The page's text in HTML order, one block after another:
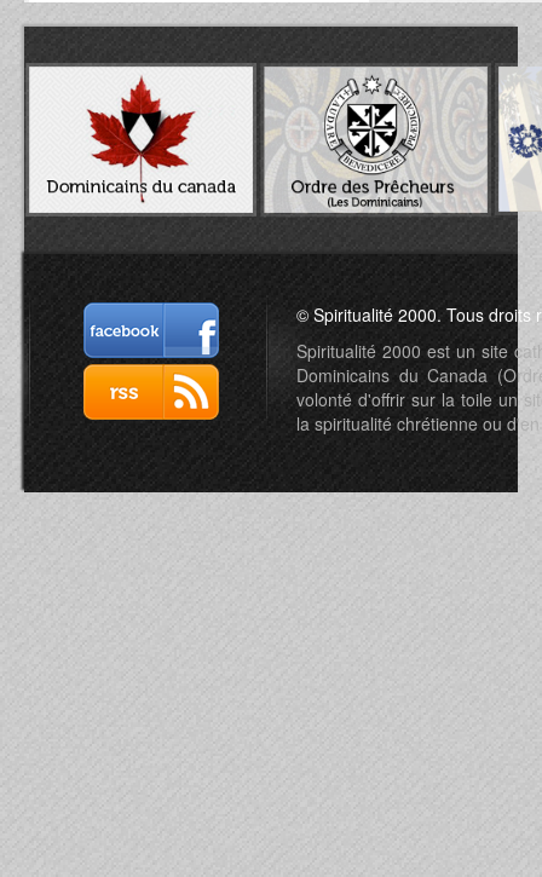
© Spiritualité 2000. Tous droits
Spiritualité 2000 est un site
Dominicains du Canada
volonté d'offrir sur la toile un
la spiritualité chrétienne ou